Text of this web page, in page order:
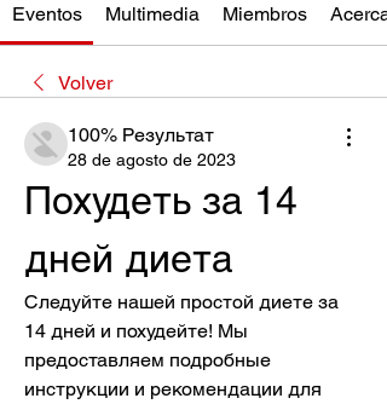
Eventos Multimedia Miembros Acerca
Volver
100% Результат
28 de agosto de 2023
Похудеть зa 14
дней диетa
Следуйте нашей простой диете за
14 дней и похудейте! Мы
предоставляем подробные
инструкции и рекомендации для